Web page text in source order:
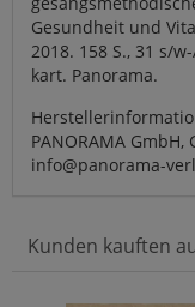
Gesundheit und
2018. 158 S., 31 s/
kart. Panorama.
PANORAMA
info@panorama-
Kunden kauften